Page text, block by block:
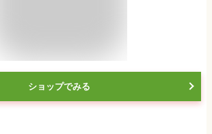
ショップでみる